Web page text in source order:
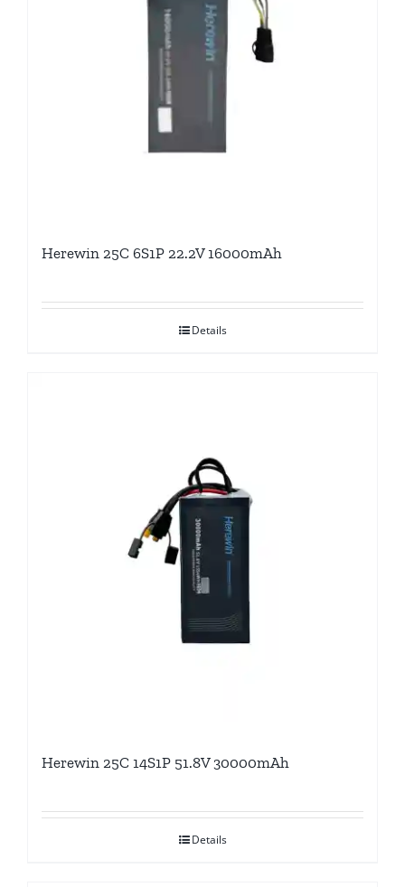
Herewin 25C 6S1P 22.2V 16000mAh
Details
Herewin 25C 14S1P 51.8V 30000mAh
Details